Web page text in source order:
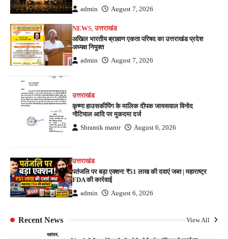
admin August 7, 2026
NEWS,उत्तराखंड
अखिल भारतीय ब्राह्मण एकता परिषद का उत्तराखंड प्रदेश
अध्यक्ष नियुक्त
admin August 7, 2026
उत्तराखंड
कृष्णा हाउसकीपिंग के मालिक दीपक जायसवाल विनोद
नौटियाल आदि पर मुकदमा दर्ज
Shramik mantr August 6, 2026
उत्तराखंड
पतंजलि पर बड़ा एक्शन! ₹51 लाख की दवाएं जब्त | महाराष्ट्र
FDA की कार्रवाई
admin August 6, 2026
Recent News View All